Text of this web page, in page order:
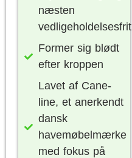
næsten
vedligeholdelsesfrit
Former sig blødt
efter kroppen
Lavet af Cane-
line, et anerkendt
dansk
havemøbelmærke
med fokus på